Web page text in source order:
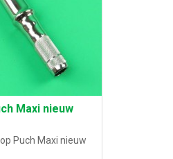
Maxi nieuw
Puch Maxi nieuw